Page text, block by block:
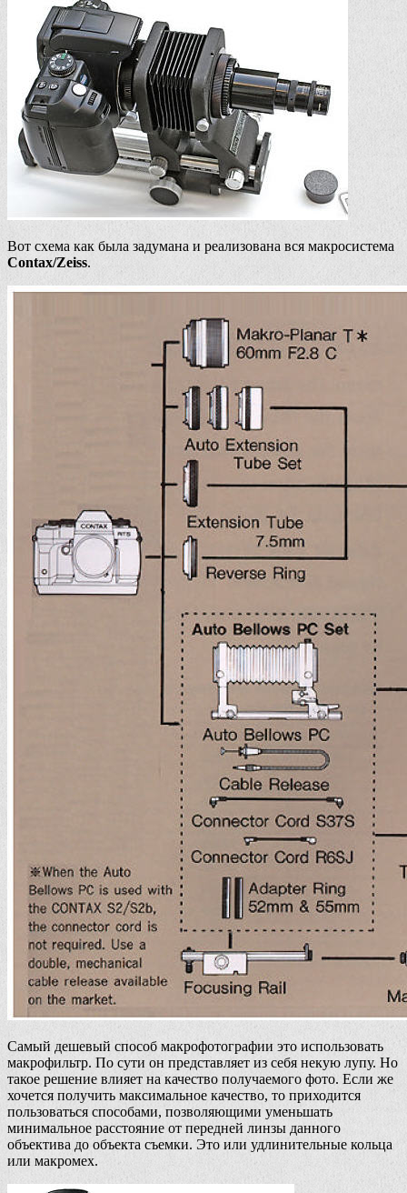
Вот схема как была задумана и реализована вся макросистема
Contax/Zeiss.
Самый дешевый способ макрофотографии это использовать
макрофильтр. По сути он представляет из себя некую лупу. Но
такое решение влияет на качество получаемого фото. Если же
хочется получить максимальное качество, то приходится
пользоваться способами, позволяющими уменьшать
минимальное расстояние от передней линзы данного
объектива до объекта съемки. Это или удлинительные кольца
или макромех.